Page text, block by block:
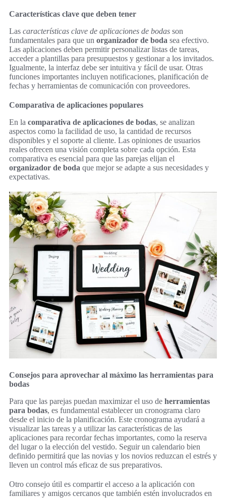
Características clave que deben tener
Las características clave de aplicaciones de bodas son
fundamentales para que un organizador de boda sea efectivo.
Las aplicaciones deben permitir personalizar listas de tareas,
acceder a plantillas para presupuestos y gestionar a los invitados.
Igualmente, la interfaz debe ser intuitiva y fácil de usar. Otras
funciones importantes incluyen notificaciones, planificación de
fechas y herramientas de comunicación con proveedores.
Comparativa de aplicaciones populares
En la comparativa de aplicaciones de bodas, se analizan
aspectos como la facilidad de uso, la cantidad de recursos
disponibles y el soporte al cliente. Las opiniones de usuarios
reales ofrecen una visión completa sobre cada opción. Esta
comparativa es esencial para que las parejas elijan el
organizador de boda que mejor se adapte a sus necesidades y
expectativas.
Consejos para aprovechar al máximo las herramientas para
bodas
Para que las parejas puedan maximizar el uso de herramientas
para bodas, es fundamental establecer un cronograma claro
desde el inicio de la planificación. Este cronograma ayudará a
visualizar las tareas y a utilizar las características de las
aplicaciones para recordar fechas importantes, como la reserva
del lugar o la elección del vestido. Seguir un calendario bien
definido permitirá que las novias y los novios reduzcan el estrés y
lleven un control más eficaz de sus preparativos.
Otro consejo útil es compartir el acceso a la aplicación con
familiares y amigos cercanos que también estén involucrados en